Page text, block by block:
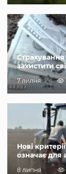
захистити
7 липня
Нові
означає для
8 липня